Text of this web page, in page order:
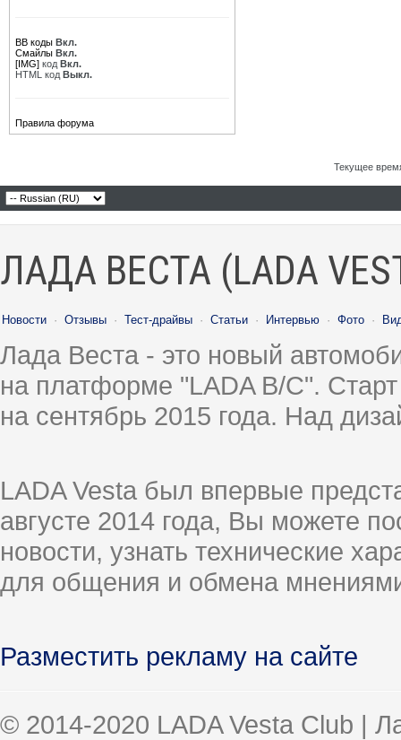
BB коды Вкл.
Смайлы Вкл.
[IMG] код Вкл.
HTML код Выкл.
Правила форума
Текущее
ЛАДА ВЕСТА (LADA
Новости · Отзывы · Тест-драйвы · Статьи · Интервью · Фото ·
Лада Веста - это новый
на платформе "LADA B/C".
на сентябрь 2015 года. Над
LADA Vesta был впервые
августе 2014 года, Вы можете
новости, узнать технические
для общения и обмена
Разместить рекламу на сайте
© 2014-2020 LADA Vesta Club |